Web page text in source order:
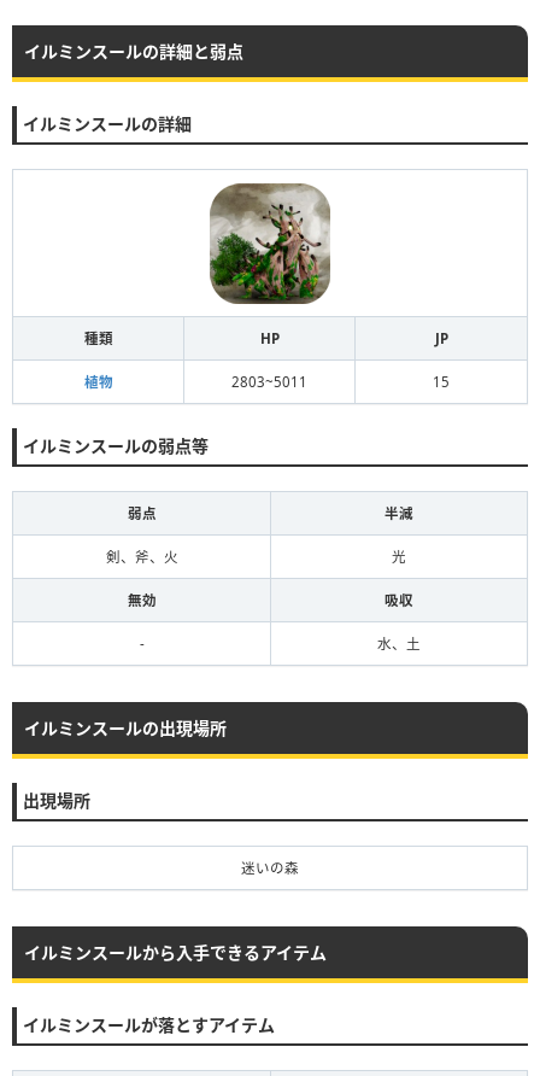
イルミンスールの詳細と弱点
イルミンスールの詳細
種類 HP JP
植物 2803~5011 15
イルミンスールの弱点等
弱点 半減
剣、斧、火 光
無効 吸収
- 水、土
イルミンスールの出現場所
出現場所
迷いの森
イルミンスールから入手できるアイテム
イルミンスールが落とすアイテム